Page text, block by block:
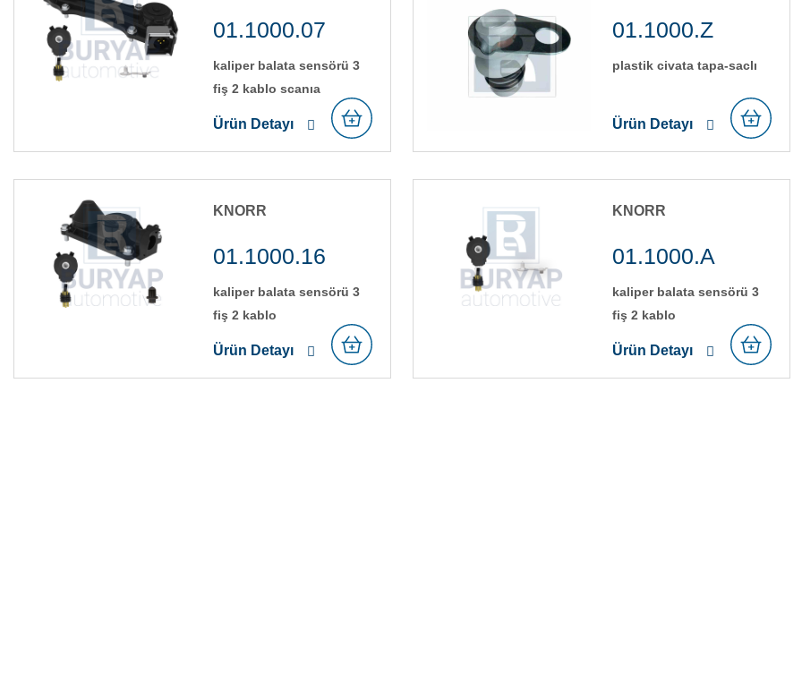
01.1000.07
kali̇per balata sensörü 3
fi̇ş 2 kablo scania
Ürün Detayı
01.1000.Z
plasti̇k ci̇vata tapa-sacli
Ürün Detayı
KNORR
01.1000.16
kali̇per balata sensörü 3
fi̇ş 2 kablo
Ürün Detayı
KNORR
01.1000.A
kali̇per balata sensörü 3
fi̇ş 2 kablo
Ürün Detayı